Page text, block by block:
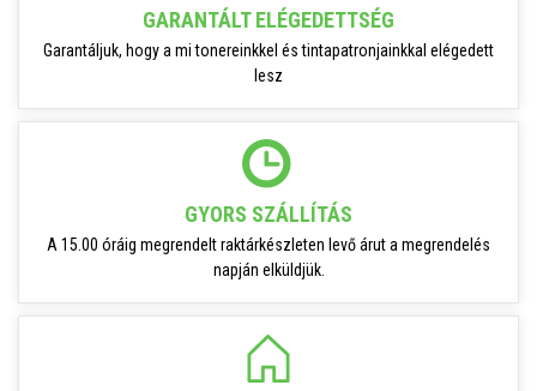
GARANTÁLT ELÉGEDETTSÉG
Garantáljuk, hogy a mi tonereinkkel és tintapatronjainkkal elégedett
lesz
GYORS SZÁLLÍTÁS
A 15.00 óráig megrendelt raktárkészleten levő árut a megrendelés
napján elküldjük.